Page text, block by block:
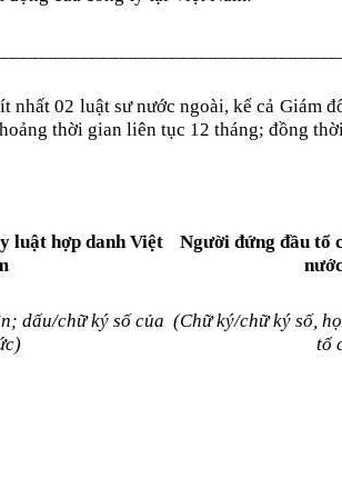
nhất 02 luật sư nước ngoài, kể cả Giám
thời gian liên tục 12 tháng; đồng
luật hợp danh Việt
dấu/chữ ký số của
Người đứng đầu tổ
(Chữ ký/chữ ký số,
tổ